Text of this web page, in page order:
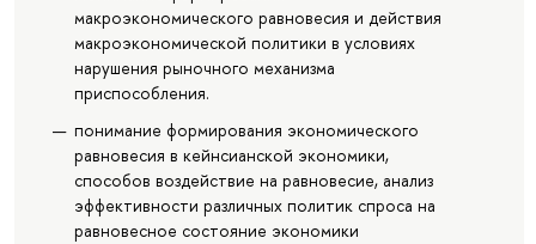
макроэкономического равновесия и действия
макроэкономической политики в условиях
нарушения рыночного механизма
приспособления.
понимание формирования экономического
равновесия в кейнсианской экономики,
способов воздействие на равновесие, анализ
эффективности различных политик спроса на
равновесное состояние экономики